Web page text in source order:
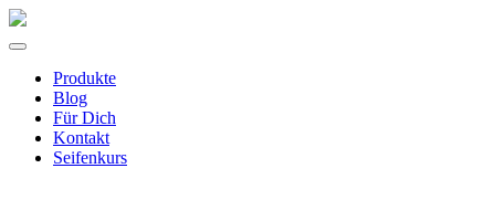
springen
Produkte
Blog
Für Dich
Kontakt
Seifenkurs